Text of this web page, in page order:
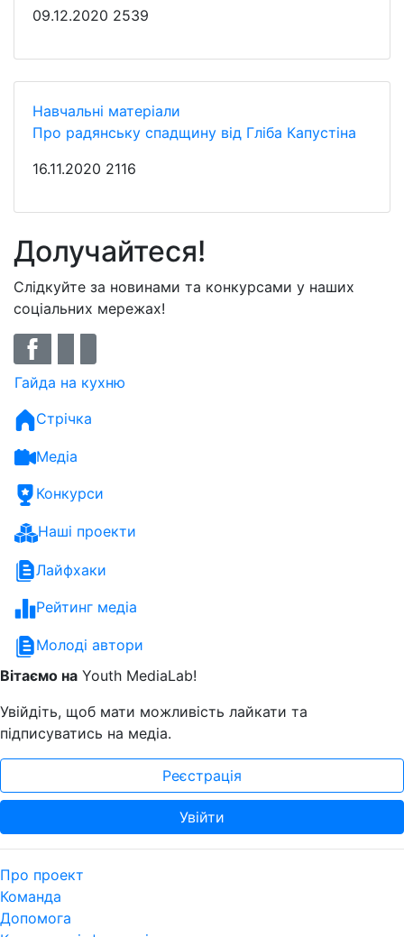
09.12.2020 2539
Навчальні матеріали
Про радянську спадщину від Гліба Капустіна
16.11.2020 2116
Долучайтеся!
Слідкуйте за новинами та конкурсами у наших
соціальних мережах!
Гайда на кухню
Стрічка
Медіа
Конкурси
Наші проекти
Лайфхаки
Рейтинг медіа
Молоді автори
Вітаємо на Youth MediaLab!
Увійдіть, щоб мати можливість лайкати та
підписуватись на медіа.
Реєстрація
Увійти
Про проект
Команда
Допомога